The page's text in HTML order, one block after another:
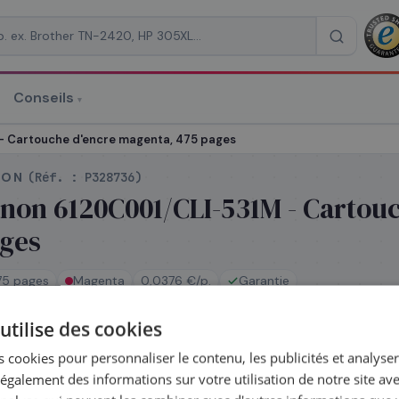
Conseils ▾
Cartouche d'encre magenta, 475 pages
(Réf. : P328736)
6120C001/CLI-531M -
pages Magenta 0,0376 €/p. Garantie
Expédié le jour même — commandez avant 14hCoût par
des cookies
cookies pour personnaliser le contenu, les publicités et
des informations sur votre utilisation de notre site